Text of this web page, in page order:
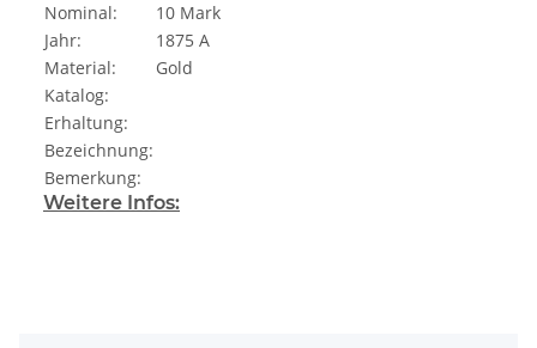
Nominal:
10 Mark
Jahr:
1875 A
Material:
Gold
Katalog:
Erhaltung:
Bezeichnung:
Bemerkung:
Weitere Infos: